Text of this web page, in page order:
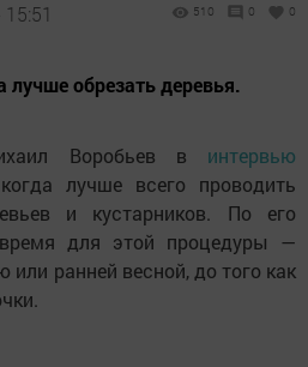
510 0 0
лучше обрезать деревья.
Воробьев в интервью
лучше всего проводить
и кустарников. По его
для этой процедуры —
или ранней весной, до того как